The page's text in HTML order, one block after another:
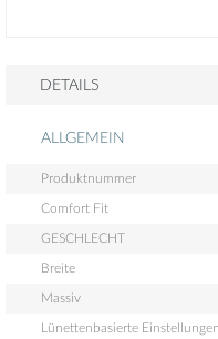
DETAILS
ALLGEMEIN
Produktnummer
Comfort Fit
GESCHLECHT
Breite
Massiv
Lünettenbasierte Einstellungen